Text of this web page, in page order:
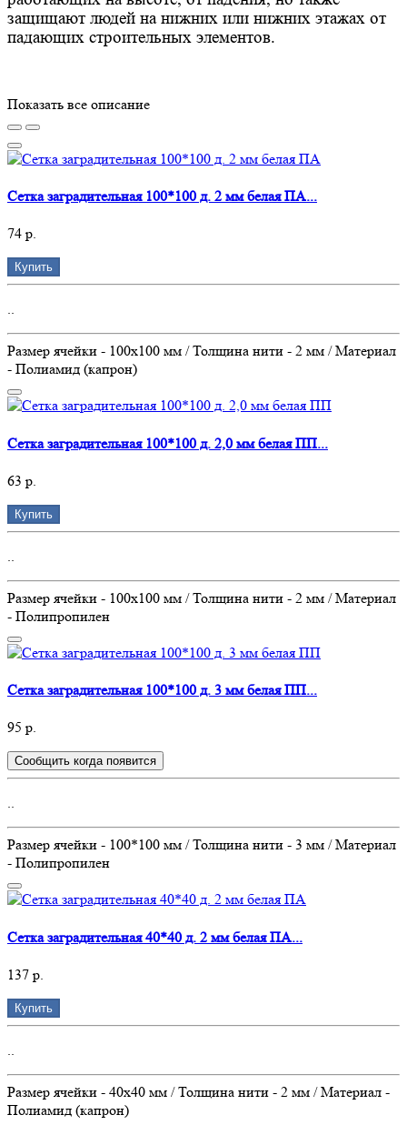
защищают людей на нижних или нижних этажах от
падающих строительных элементов.
Показать все описание
Сетка заградительная 100*100 д. 2 мм белая ПА...
74 р.
Купить
..
Размер ячейки - 100х100 мм / Толщина нити - 2 мм / Материал
- Полиамид (капрон)
Сетка заградительная 100*100 д. 2,0 мм белая ПП...
63 р.
Купить
..
Размер ячейки - 100х100 мм / Толщина нити - 2 мм / Материал
- Полипропилен
Сетка заградительная 100*100 д. 3 мм белая ПП...
95 р.
Сообщить когда появится
..
Размер ячейки - 100*100 мм / Толщина нити - 3 мм / Материал
- Полипропилен
Сетка заградительная 40*40 д. 2 мм белая ПА...
137 р.
Купить
..
Размер ячейки - 40х40 мм / Толщина нити - 2 мм / Материал -
Полиамид (капрон)